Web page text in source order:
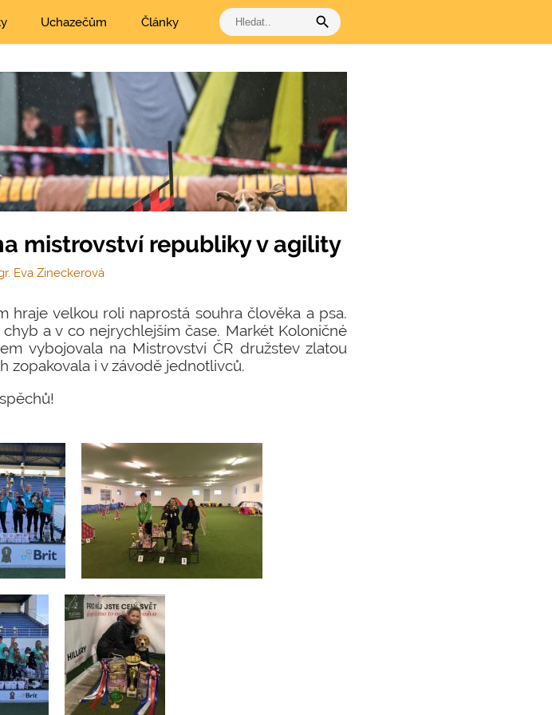
Uchazečům Články search
mistrovství republiky v agility
Eva Zineckerová
hraje velkou roli naprostá souhra člověka a psa.
a v co nejrychlejším čase. Markét Koloničné
vybojovala na Mistrovství ČR družstev zlatou
zopakovala i v závodě jednotlivců.